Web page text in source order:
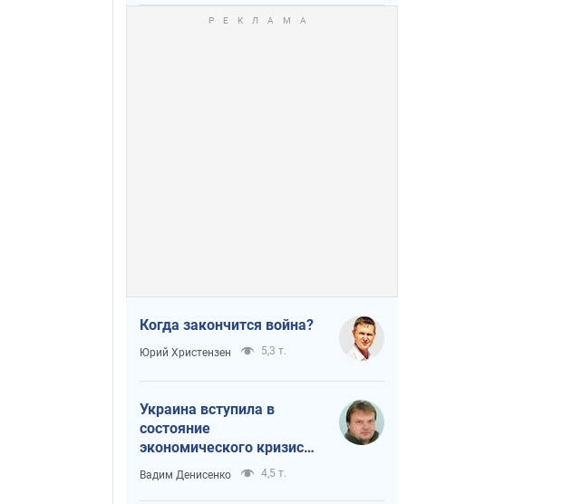
Когда закончится война?
Юрий Христензен 5,3 т.
Украина вступила в
состояние
экономического кризиса.
Есть ли свет в конце
туннеля?
Вадим Денисенко 4,5 т.